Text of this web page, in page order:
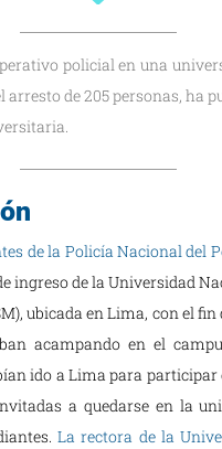
policial en una
de 205 personas, ha
de la Policía Nacional del
ingreso de la Universidad
ubicada en Lima, con el fin
acampando en el
ido a Lima para participar
a quedarse en la
La rectora de la